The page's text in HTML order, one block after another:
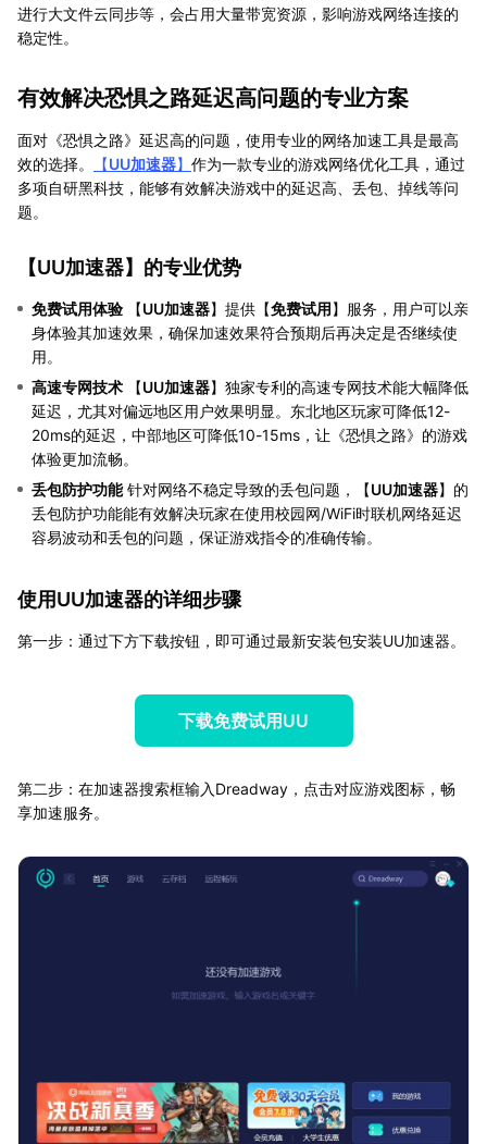
进行大文件云同步等，会占用大量带宽资源，影响游戏网络连接的
稳定性。
有效解决恐惧之路延迟高问题的专业方案
面对《恐惧之路》延迟高的问题，使用专业的网络加速工具是最高
效的选择。
【UU加速器】 作为一款专业的游戏网络优化工具，通过
多项自研黑科技，能够有效解决游戏中的延迟高、丢包、掉线等问
题。
【UU加速器】的专业优势
免费试用体验 【UU加速器】提供【免费试用】服务，用户可以亲
身体验其加速效果，确保加速效果符合预期后再决定是否继续使
用。
高速专网技术 【UU加速器】独家专利的高速专网技术能大幅降低
延迟，尤其对偏远地区用户效果明显。东北地区玩家可降低12-
20ms的延迟，中部地区可降低10-15ms，让《恐惧之路》的游戏
体验更加流畅。
丢包防护功能针对网络不稳定导致的丢包问题，【UU加速器】的
丢包防护功能能有效解决玩家在使用校园网/WiFi时联机网络延迟
容易波动和丢包的问题，保证游戏指令的准确传输。
使用UU加速器的详细步骤
第一步：通过下方下载按钮，即可通过最新安装包安装UU加速器。
下载免费试用UU
第二步：在加速器搜索框输入Dreadway，点击对应游戏图标，畅
享加速服务。